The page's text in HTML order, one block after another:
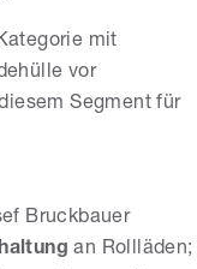
mit
vor
Segment für
Bruckbauer
an Rollläden;